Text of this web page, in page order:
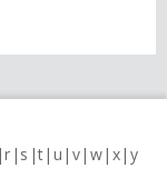
r s t u v w x y